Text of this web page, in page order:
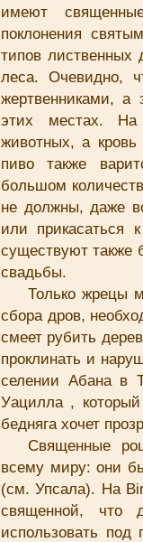
имеют
поклонения
типов лиственных
леса. Очевидно,
жертвенниками, а
этих местах.
животных, а
пиво также
большом
не должны, даже
или прикасаться
существуют также
свадьбы.
Только жрецы
сбора дров,
смеет рубить
проклинать и
селении Абана в
Уацилла ,
бедняга хочет
Священные
всему миру: они
(см. Упсала). На
священной, что
использовать